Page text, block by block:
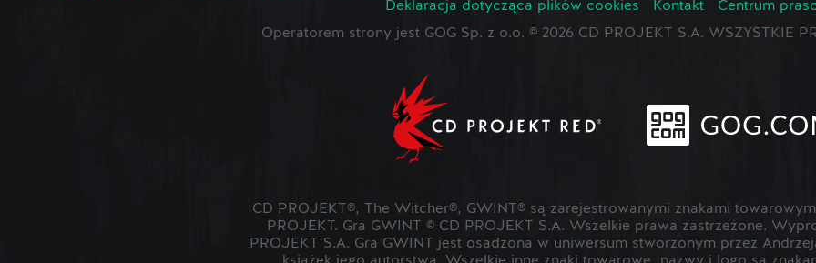
Deklaracja dotycząca plików cookies
Kontakt
Centrum
Operatorem strony jest GOG Sp. z o.o. © 2026 CD PROJEKT S.A. WSZYSTKIE
CD PROJEKT®, The Witcher®, GWINT® są zarejestrowanymi znakami
PROJEKT. Gra GWINT © CD PROJEKT S.A. Wszelkie prawa zastrzeżone.
PROJEKT S.A. Gra GWINT jest osadzona w uniwersum stworzonym przez